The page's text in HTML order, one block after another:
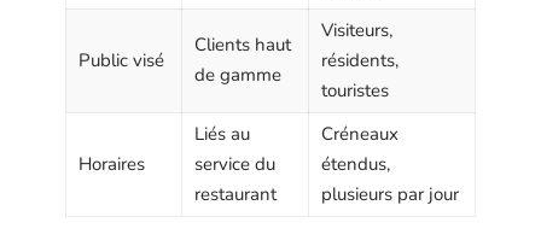
Public visé
Clients haut
de gamme
Visiteurs,
résidents,
touristes
Horaires
Liés au
service du
restaurant
Créneaux
étendus,
plusieurs par jour